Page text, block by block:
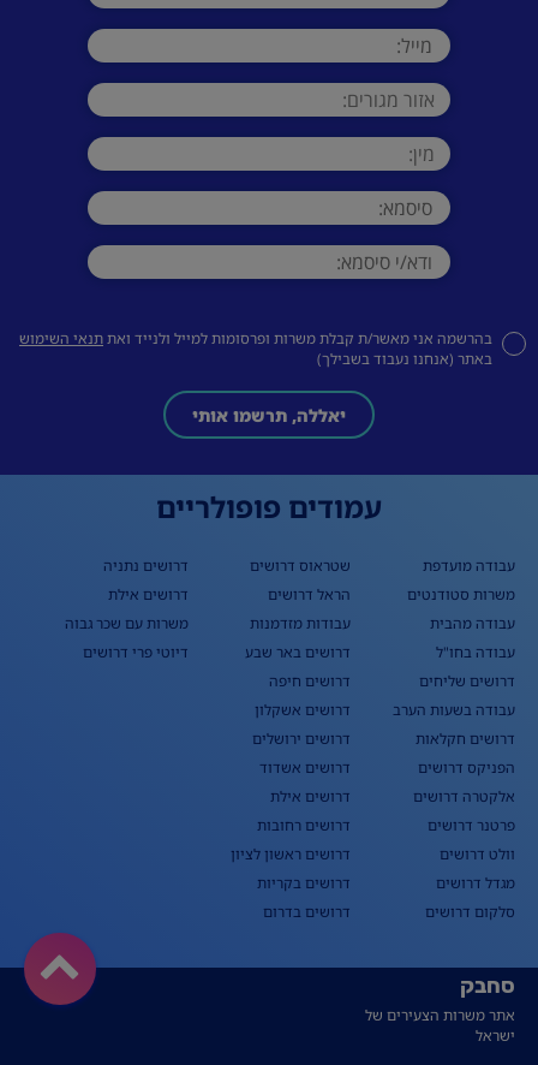
בהרשמה אני מאשר/ת קבלת משרות ופרסומות למייל ולנייד ואתתנאי השימוש
באתר (אנחנו נעבוד בשבילך)
יאללה, תרשמו אותי
עמודים פופולריים
עבודה מועדפת
משרות סטודנטים
עבודה מהבית
עבודה בחו"ל
דרושים שליחים
עבודה בשעות הערב
דרושים חקלאות
הפניקס דרושים
אלקטרה דרושים
פרטנר דרושים
וולט דרושים
מגדל דרושים
סלקום דרושים
שטראוס דרושים
הראל דרושים
עבודות מזדמנות
דרושים באר שבע
דרושים חיפה
דרושים אשקלון
דרושים ירושלים
דרושים אשדוד
דרושים אילת
דרושים רחובות
דרושים ראשון לציון
דרושים בקריות
דרושים בדרום
דרושים נתניה
דרושים אילת
משרות עם שכר גבוה
דיוטי פרי דרושים
סחבק
אתר משרות הצעירים של
ישראל